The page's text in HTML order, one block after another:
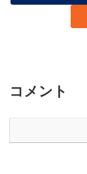
コメント